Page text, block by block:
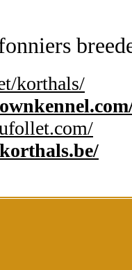
korthals/